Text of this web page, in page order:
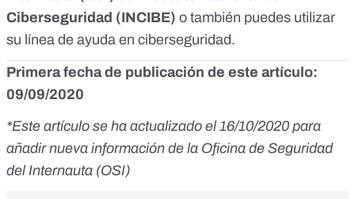
Ciberseguridad (INCIBE) o también puedes utilizar
su línea de ayuda en ciberseguridad.
Primera fecha de publicación de este artículo:
09/09/2020
*Este artículo se ha actualizado el 16/10/2020 para
añadir nueva información de la Oficina de Seguridad
del Internauta (OSI)